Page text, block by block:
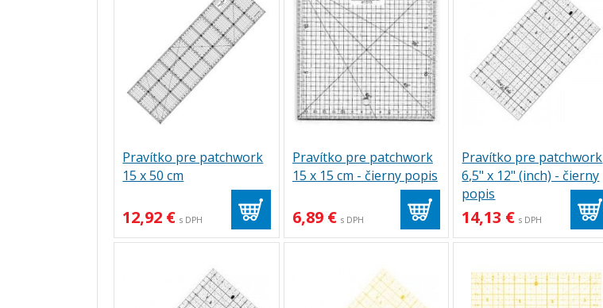
Pravítko pre patchwork
15 x 50 cm
12,92 € s DPH
Pravítko pre patchwork
15 x 15 cm - čierny popis
6,89 € s DPH
Pravítko pre patchwork
6,5" x 12" (inch) - čierny
popis
14,13 € s DPH